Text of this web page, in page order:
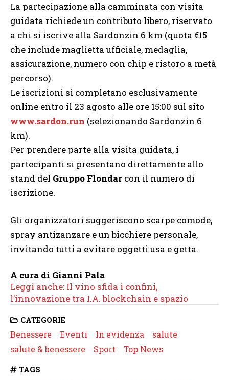
La partecipazione alla camminata con visita
guidata richiede un contributo libero, riservato
a chi si iscrive alla Sardonzin 6 km (quota €15
che include maglietta ufficiale, medaglia,
assicurazione, numero con chip e ristoro a metà
percorso).
Le iscrizioni si completano esclusivamente
online entro il 23 agosto alle ore 15:00 sul sito
www.sardon.run (selezionando Sardonzin 6
km).
Per prendere parte alla visita guidata, i
partecipanti si presentano direttamente allo
stand del Gruppo Flondar con il numero di
iscrizione.
Gli organizzatori suggeriscono scarpe comode,
spray antizanzare e un bicchiere personale,
invitando tutti a evitare oggetti usa e getta.
A cura di Gianni Pala
Leggi anche: Il vino sfida i confini,
l’innovazione tra I.A. blockchain e spazio
CATEGORIE
Benessere Eventi In evidenza
salute
salute & benessere
Sport Top News
TAGS